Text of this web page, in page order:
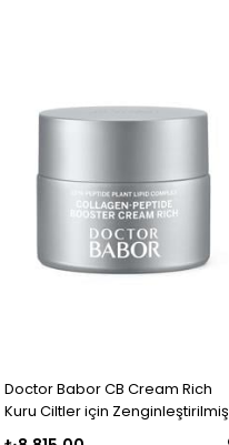
Doctor Babor CB Cream Rich
Kuru Ciltler için Zenginleştirilmiş
Kolajen- Peptid Kremi 50 ml